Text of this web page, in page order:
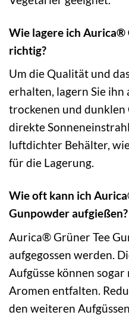
Wie lagere ich Aurica®
richtig?
Um die Qualität und
erhalten, lagern Sie ihn
trockenen und dunklen
direkte
luftdichter Behälter,
für die Lagerung.
Wie oft kann ich
Gunpowder aufgießen?
Aurica® Grüner Tee
aufgegossen werden.
Aufgüsse können
Aromen entfalten.
den weiteren